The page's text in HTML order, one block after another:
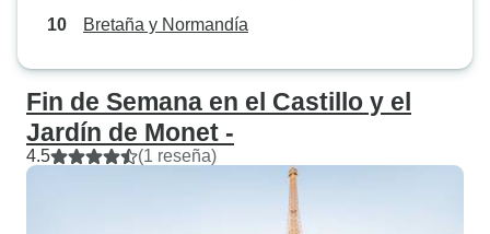
Bretaña y Normandía
Fin de Semana en el Castillo y el
Jardín de Monet -
4.5 (1 reseña)